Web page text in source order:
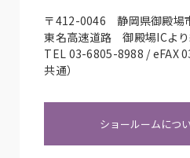
〒412-0046 静岡県御殿
東名高速道路 御殿場ICよ
TEL 03-6805-8988 / eFAX
共通）
ショールームにつ